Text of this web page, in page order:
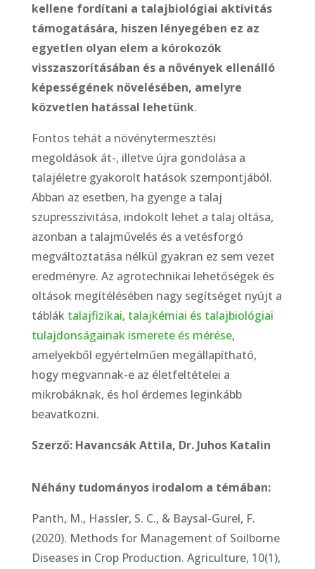
kellene fordítani a talajbiológiai aktivitás
támogatására, hiszen lényegében ez az
egyetlen olyan elem a kórokozók
visszaszorításában és a növények ellenálló
képességének növelésében, amelyre
közvetlen hatással lehetünk.
Fontos tehát a növénytermesztési
megoldások át-, illetve újra gondolása a
talajéletre gyakorolt hatások szempontjából.
Abban az esetben, ha gyenge a talaj
szupresszivitása, indokolt lehet a talaj oltása,
azonban a talajművelés és a vetésforgó
megváltoztatása nélkül gyakran ez sem vezet
eredményre. Az agrotechnikai lehetőségek és
oltások megítélésében nagy segítséget nyújt a
táblák talajfizikai, talajkémiai és talajbiológiai
tulajdonságainak ismerete és mérése,
amelyekből egyértelműen megállapítható,
hogy megvannak-e az életfeltételei a
mikrobáknak, és hol érdemes leginkább
beavatkozni.
Szerző: Havancsák Attila, Dr. Juhos Katalin
Néhány tudományos irodalom a témában:
Panth, M., Hassler, S. C., & Baysal-Gurel, F.
(2020). Methods for Management of Soilborne
Diseases in Crop Production. Agriculture, 10(1),